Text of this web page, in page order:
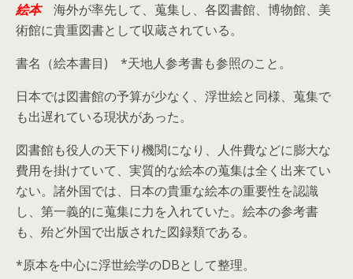
絵本 海外が率先して、蒐集し、各図書館、博物館、美
術館に貴重図書として収蔵されている。
書名（絵本書目) *天地人参考書も参照のこと。
日本では図書館の予算が少なく、浮世絵と同様、蒐集で
も出遅れている現状があった。
図書館も役人の天下り機関になり、人件費などに膨大な
費用を掛けていて、実質的な絵本の蒐集は全く出来てい
ない。諸外国では、日本の貴重な絵本の重要性を認識
し、第一義的に蒐集に力を入れていた。絵本の参考書
も、殆ど外国で出版された図録類である。
*原本を中心に浮世絵学のDBとして整理。